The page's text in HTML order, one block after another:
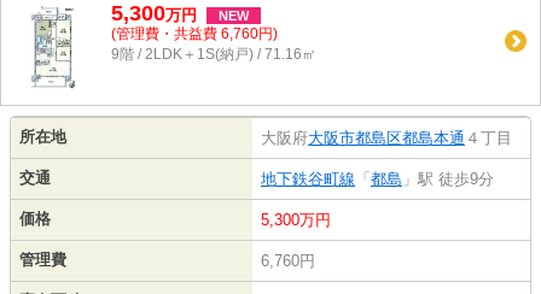
5,300万円 NEW
(管理費・共益費 6,760円)
9階 / 2LDK＋1S(納戸) / 71.16㎡
所在地 大阪府大阪市都島区都島本通 ４丁目
交通 地下鉄谷町線 「 都島 」駅 徒歩9分
価格 5,300万円
管理費 6,760円